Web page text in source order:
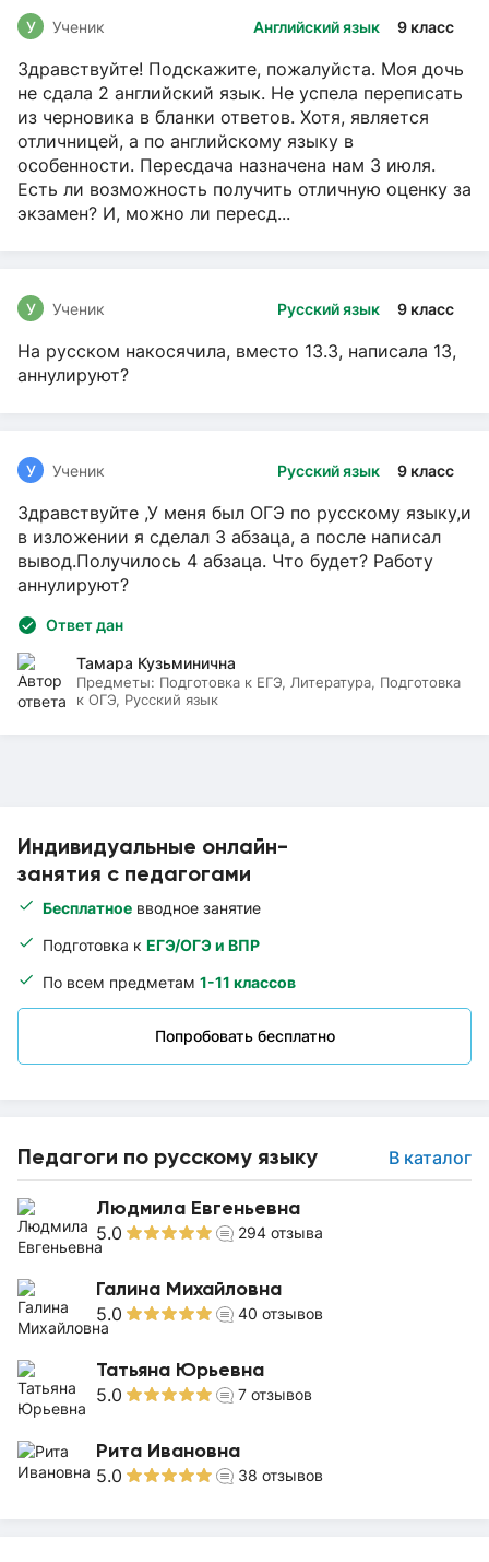
Индивидуальные онлайн-
занятия с педагогами
Бесплатное вводное занятие
Подготовка к ЕГЭ/ОГЭ и ВПР
По всем предметам 1-11 классов
Попробовать бесплатно
Педагоги по русскому языку В каталог
Людмила Евгеньевна
5.0 294 отзыва
Галина Михайловна
5.0 40 отзывов
Татьяна Юрьевна
5.0 7 отзывов
Рита Ивановна
5.0 38 отзывов
Английский язык 9 класс
У Ученик
Здравствуйте! Подскажите, пожалуйста. Моя дочь
не сдала 2 английский язык. Не успела переписать
из черновика в бланки ответов. Хотя, является
отличницей, а по английскому языку в
особенности. Пересдача назначена нам 3 июля.
Есть ли возможность получить отличную оценку за
экзамен? И, можно ли пересд...
Русский язык 9 класс
У Ученик
На русском накосячила, вместо 13.3, написала 13,
аннулируют?
Русский язык 9 класс
У Ученик
Здравствуйте ,У меня был ОГЭ по русскому языку,и
в изложении я сделал 3 абзаца, а после написал
вывод.Получилось 4 абзаца. Что будет? Работу
аннулируют?
Ответ дан
Тамара Кузьминична
Предметы: Подготовка к ЕГЭ, Литература, Подготовка
к ОГЭ, Русский язык